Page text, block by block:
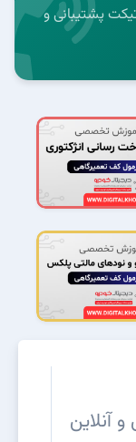
پشتیبانی و
آنلاین